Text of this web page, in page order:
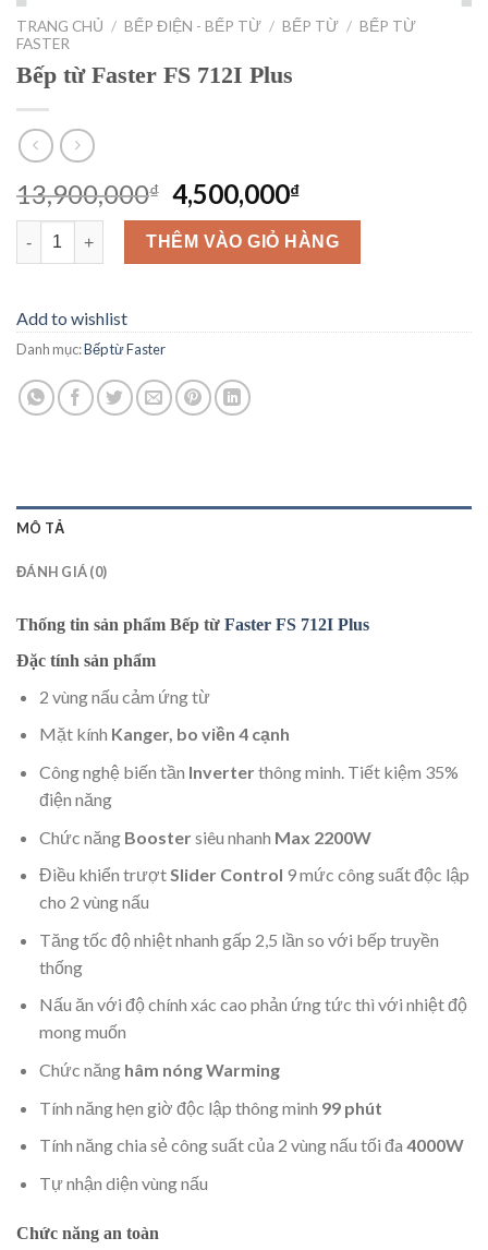
TRANG CHỦ / BẾP ĐIỆN - BẾP TỪ / BẾP TỪ / BẾP TỪ
FASTER
Bếp từ Faster FS 712I Plus
13,900,000₫ Giá
gốc
là:
13,900,000₫.
4,500,000₫Giá
hiện
tại
là:
Bếp từ Faster FS 712I Plus số lượng
THÊM VÀO GIỎ HÀNG
Add to wishlist
Danh mục:Bếp từ Faster
MÔ TẢ
ĐÁNH GIÁ (0)
Thống tin sản phẩm Bếp từ Faster FS 712I Plus
Đặc tính sản phẩm
2 vùng nấu cảm ứng từ
Mặt kính Kanger, bo viền 4 cạnh
Công nghệ biến tần Inverterthông minh. Tiết kiệm 35%
điện năng
Chức năng Boostersiêu nhanh Max 2200W
Điều khiển trượtSlider Control 9 mức công suất độc lập
cho 2 vùng nấu
Tăng tốc độ nhiệt nhanh gấp 2,5 lần so với bếp truyền
thống
Nấu ăn với độ chính xác cao phản ứng tức thì với nhiệt độ
mong muốn
Chức năng hâm nóng Warming
Tính năng hẹn giờ độc lập thông minh 99 phút
Tính năng chia sẻ công suất của 2 vùng nấu tối đa 4000W
Tự nhận diện vùng nấu
Chức năng an toàn